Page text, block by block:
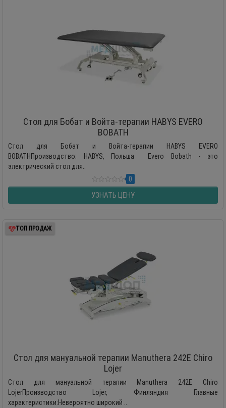
Стол для Бобат и Войта-терапии HABYS EVERO
BOBATH
Стол для Бобат и Войта-терапии HABYS EVERO
BOBATHПроизводство: HABYS, Польша Evero Bobath - это
электрический стол для..
0
УЗНАТЬ ЦЕНУ
ТОП ПРОДАЖ
Стол для мануальной терапии Manuthera 242Е Chiro
Lojer
Стол для мануальной терапии Manuthera 242Е Chiro
LojerПроизводство Lojer, Финляндия Главные
характеристики:Невероятно широкий ..